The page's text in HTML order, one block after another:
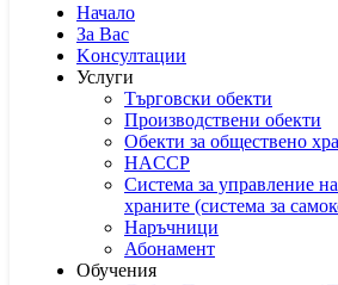
Начало
За Вас
Kонсултации
Услуги
Търговски обекти
Производствени обекти
Обекти за обществено
HACCP
Система за управление
храните (система за
Наръчници
Абонамент
Обучения